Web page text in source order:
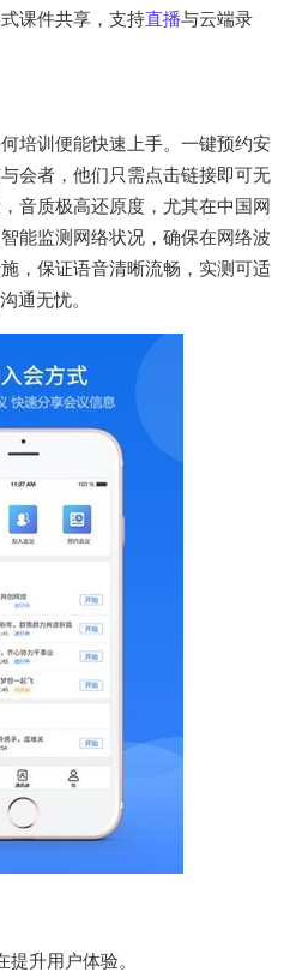
课件共享，支持直播与云端录
培训便能快速上手。一键预约安
会者，他们只需点击链接即可无
音质极高还原度，尤其在中国网
能监测网络状况，确保在网络波
，保证语音清晰流畅，实测可适
通无忧。
升用户体验。